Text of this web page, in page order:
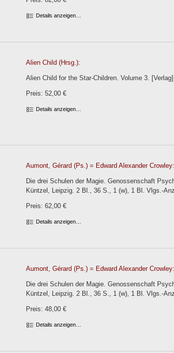
Details anzeigen…
Alien Child (Hrsg.):
Alien Child for the Star-Children. Volume 3.
Preis: 52,00 €
Details anzeigen…
Aumont, Gérard (Ps.) = Edward Alexander Crowley:
Die drei Schulen der Magie. Genossenschaft
Küntzel, Leipzig. 2 Bl., 36 S., 1 (w), 1 Bl. Vlgs.-
Preis: 62,00 €
Details anzeigen…
Aumont, Gérard (Ps.) = Edward Alexander Crowley:
Die drei Schulen der Magie. Genossenschaft
Küntzel, Leipzig. 2 Bl., 36 S., 1 (w), 1 Bl. Vlgs.-
Preis: 48,00 €
Details anzeigen…